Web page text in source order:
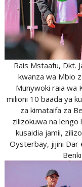
Rais Mstaafu, Dkt.
kwanza wa Mbio
Munywoki raia wa
milioni 10 baada ya
za kimataifa za
zilizokuwa na lengo
kusaidia jamii,
Oysterbay, jijini Dar